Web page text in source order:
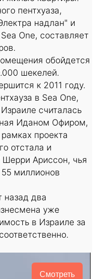
пентхуаза,
надлан" и
One, составляет
обойдется
шекелей.
к 2011 году.
в Sea One,
считалась
Иданом Офиром,
проекта
отстала и
Ариссон, чья
55 миллионов
назад два
уже
в Израиле за
Смотреть